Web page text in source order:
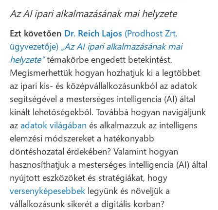
Az AI ipari alkalmazásának mai helyzete
Ezt követően Dr. Reich Lajos (Prodhost Zrt.
ügyvezetője) „Az AI ipari alkalmazásának mai
helyzete” témakörbe engedett betekintést.
Megismerhettük hogyan hozhatjuk ki a legtöbbet
az ipari kis- és középvállalkozásunkból az adatok
segítségével a mesterséges intelligencia (AI) által
kínált lehetőségekből. Továbbá hogyan navigáljunk
az adatok világában és alkalmazzuk az intelligens
elemzési módszereket a hatékonyabb
döntéshozatal érdekében? Valamint hogyan
hasznosíthatjuk a mesterséges intelligencia (AI) által
nyújtott eszközöket és stratégiákat, hogy
versenyképesebbek legyünk és növeljük a
vállalkozásunk sikerét a digitális korban?